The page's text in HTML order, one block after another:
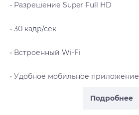
Подробнее
• Разрешение Super Full HD
• 30 кадр/сек
• Встроенный Wi-Fi
• Удобное мобильное приложение